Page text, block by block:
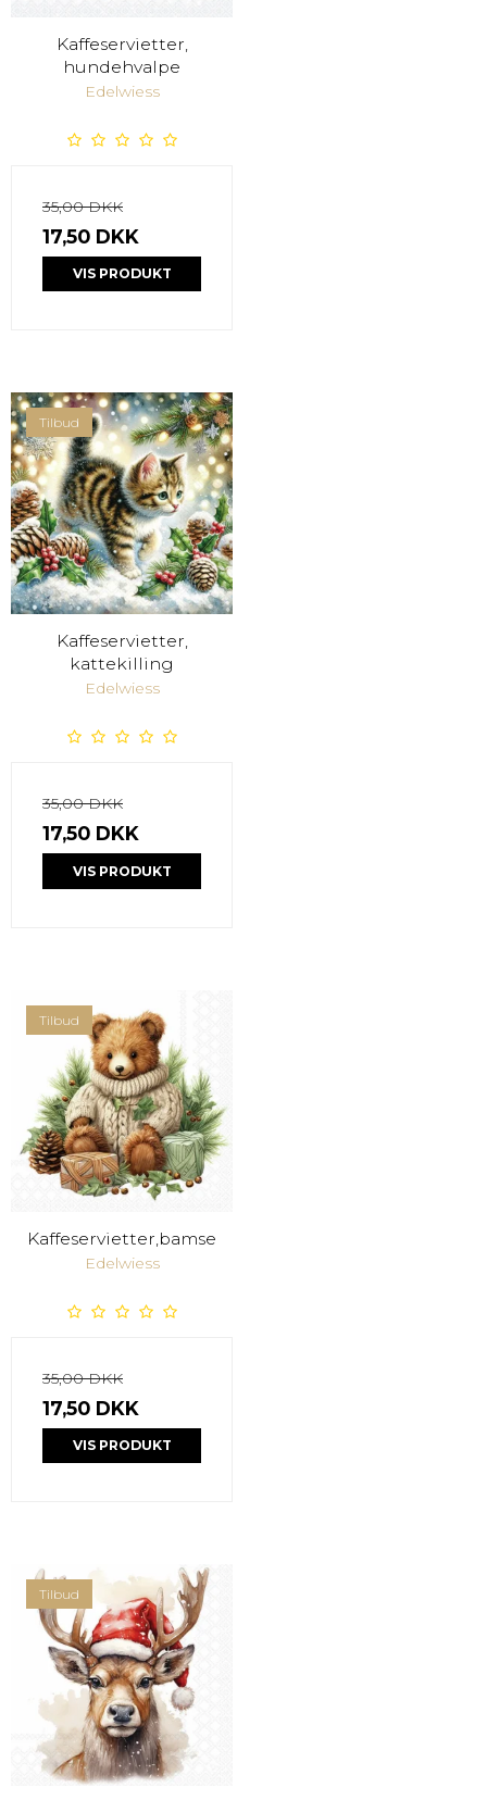
Kaffeservietter,
hundehvalpe
Edelwiess
35,00 DKK
17,50 DKK
VIS PRODUKT
Tilbud
Kaffeservietter,
kattekilling
Edelwiess
35,00 DKK
17,50 DKK
VIS PRODUKT
Tilbud
Kaffeservietter,bamse
Edelwiess
35,00 DKK
17,50 DKK
VIS PRODUKT
Tilbud